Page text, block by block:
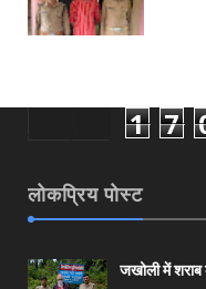
1 7
लोकप्रिय पोस्ट
जखोली में